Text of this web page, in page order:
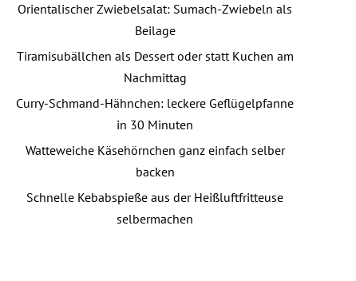
Orientalischer Zwiebelsalat: Sumach-Zwiebeln als
Beilage
Tiramisubällchen als Dessert oder statt Kuchen am
Nachmittag
Curry-Schmand-Hähnchen: leckere Geflügelpfanne
in 30 Minuten
Watteweiche Käsehörnchen ganz einfach selber
backen
Schnelle Kebabspieße aus der Heißluftfritteuse
selbermachen